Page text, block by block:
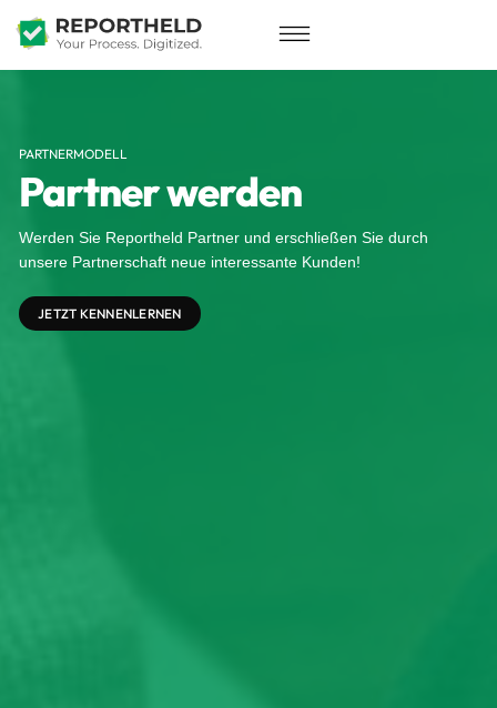
PARTNERMODELL
Partner werden
Werden Sie Reportheld Partner und erschließen Sie durch
unsere Partnerschaft neue interessante Kunden!
JETZT KENNENLERNEN